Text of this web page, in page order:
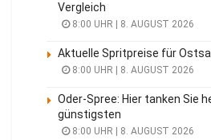
Vergleich
8:00 UHR | 8. AUGUST 2026
Aktuelle Spritpreise für
8:00 UHR | 8. AUGUST 2026
Oder-Spree: Hier tanken Sie
günstigsten
8:00 UHR | 8. AUGUST 2026